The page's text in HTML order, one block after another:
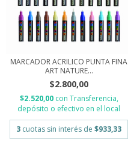
MARCADOR ACRILICO PUNTA FINA
ART NATURE...
$2.800,00
$2.520,00 con Transferencia,
depósito o efectivo en el local
3 cuotas sin interés de $933,33